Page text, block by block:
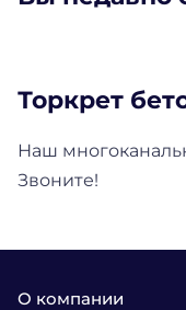
Торкрет
Наш
Звоните!
О компании